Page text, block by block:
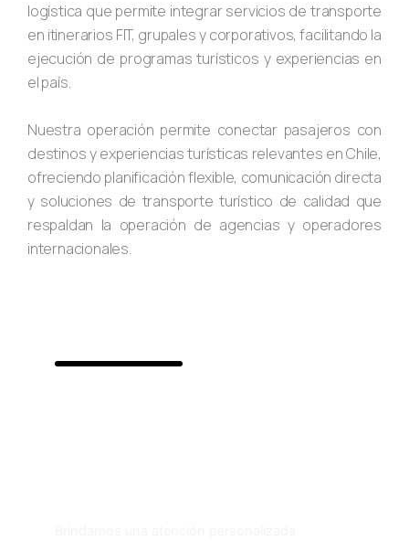
logística que permite integrar servicios de transporte
en itinerarios FIT, grupales y corporativos, facilitando la
ejecución de programas turísticos y experiencias en
el país.
Nuestra operación permite conectar pasajeros con
destinos y experiencias turísticas relevantes en Chile,
ofreciendo planificación flexible, comunicación directa
y soluciones de transporte turístico de calidad que
respaldan la operación de agencias y operadores
internacionales.